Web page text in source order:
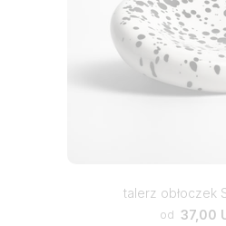
talerz obłoczek
od 37,00